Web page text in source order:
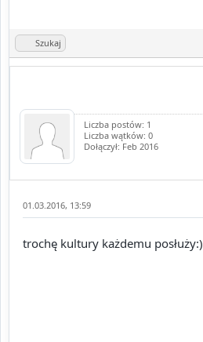
Szukaj
Liczba postów: 1
Liczba wątków: 0
Dołączył: Feb 2016
01.03.2016, 13:59
trochę kultury każdemu posłuży:)